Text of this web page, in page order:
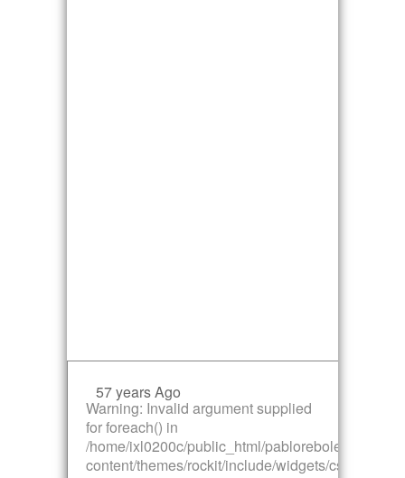
Warning: Invalid argument supplied
for foreach() in
/home/ixl0200c/public_html/pabloreboleiro.com/
content/themes/rockit/include/widgets/
57 years Ago